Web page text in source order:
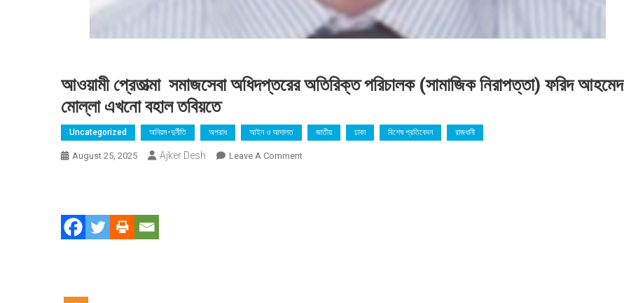
আওয়ামী প্রেতাত্মা সমাজসেবা অধিদপ্তরের অতিরিক্ত পরিচালক (সামাজিক নিরাপত্তা) ফরিদ আহমেদ
মোল্লা এখনো বহাল তবিয়তে
Uncategorized অনিয়ম-দুর্নীতি অপরাধ আইন ও আদালত জাতীয় ঢাকা বিশেষ প্রতিবেদন রাজধানী
August 25, 2025 Ajker Desh Leave A CommentOn